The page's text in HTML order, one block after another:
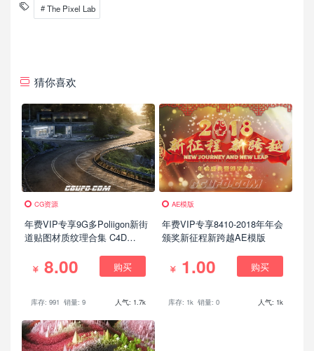
The Pixel Lab
猜你喜欢
CG资源
年费VIP专享9G多Poliigon新街
道贴图材质纹理合集 C4D
8.00 购买
库存: 991 销量: 9 人气: 1.7k
AE模版
年费VIP专享8410-2018年年会
颁奖新征程新跨越AE模版
1.00 购买
库存: 1k 销量: 0 人气: 1k